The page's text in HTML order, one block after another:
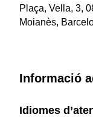
Plaça, Vella, 3,
Moianès,
Informació
Idiomes